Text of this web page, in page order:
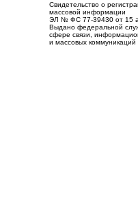
Свидетельство о
массовой информации
ЭЛ № ФС 77-39430 от 15
Выдано федеральной
сфере связи,
и массовых коммуникаций